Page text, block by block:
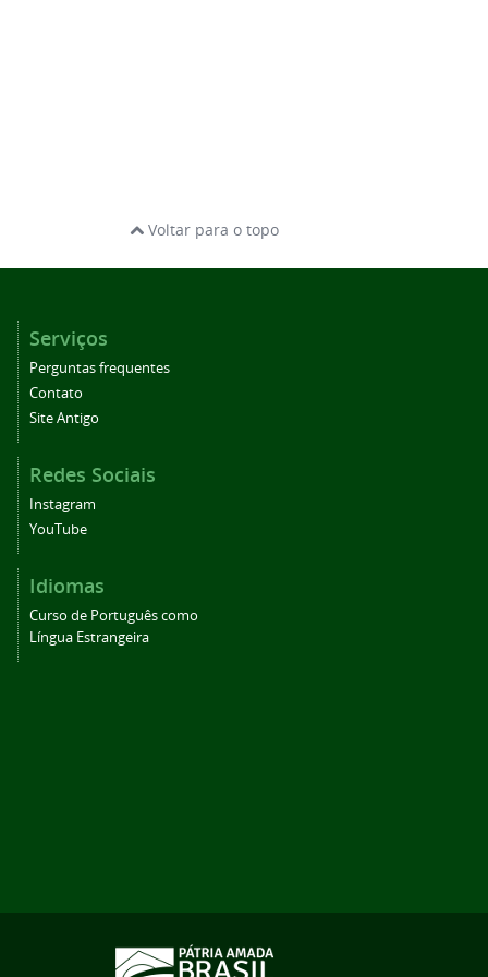
Voltar para o topo
Serviços
Perguntas frequentes
Contato
Site Antigo
Redes Sociais
Instagram
YouTube
Idiomas
Curso de Português como
Língua Estrangeira